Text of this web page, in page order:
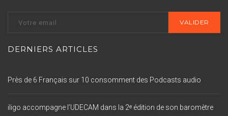
DERNIERS ARTICLES
Près de 6 Français sur 10 consomment des Podcasts audio
iligo accompagne l’UDECAM dans la 2ᵉ édition de son baromètre